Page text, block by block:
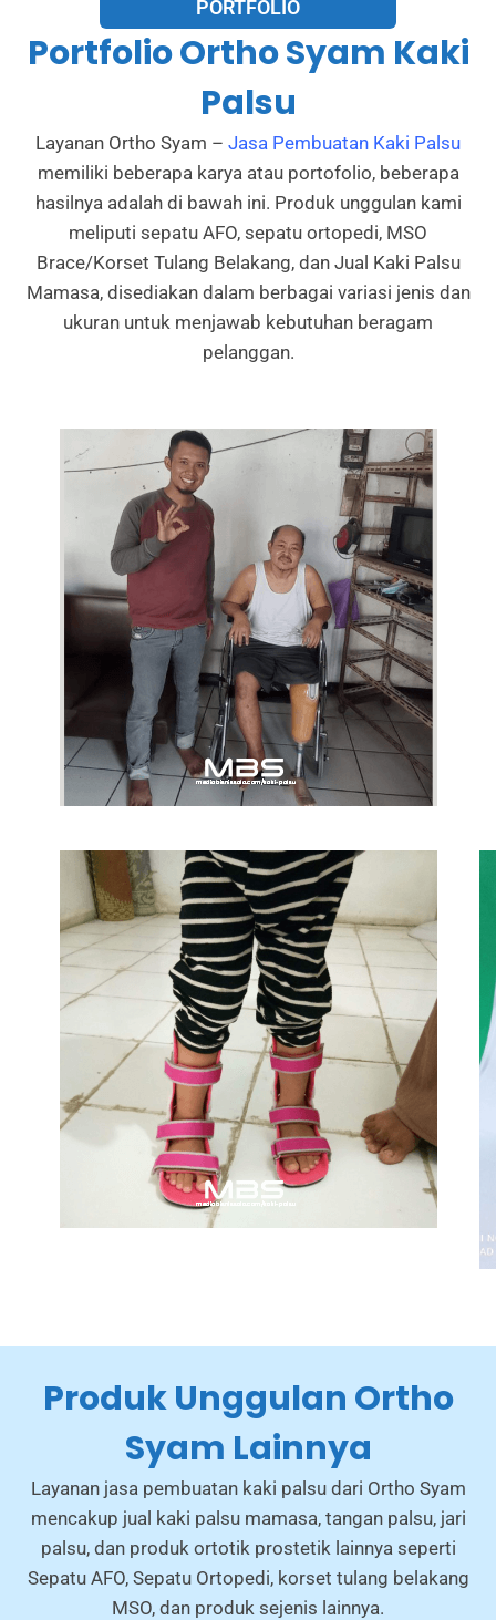
PORTFOLIO
Portfolio Ortho Syam Kaki
Palsu
Layanan Ortho Syam – Jasa Pembuatan Kaki Palsu
memiliki beberapa karya atau portofolio, beberapa
hasilnya adalah di bawah ini. Produk unggulan kami
meliputi sepatu AFO, sepatu ortopedi, MSO
Brace/Korset Tulang Belakang, dan Jual Kaki Palsu
Mamasa, disediakan dalam berbagai variasi jenis dan
ukuran untuk menjawab kebutuhan beragam
pelanggan.
Produk Unggulan Ortho
Syam Lainnya
Layanan jasa pembuatan kaki palsu dari Ortho Syam
mencakup jual kaki palsu mamasa, tangan palsu, jari
palsu, dan produk ortotik prostetik lainnya seperti
Sepatu AFO, Sepatu Ortopedi, korset tulang belakang
MSO, dan produk sejenis lainnya.